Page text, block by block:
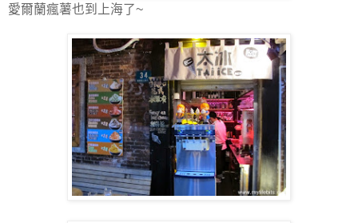
愛爾蘭瘋薯也到上海了~